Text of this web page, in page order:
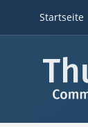
Startseite